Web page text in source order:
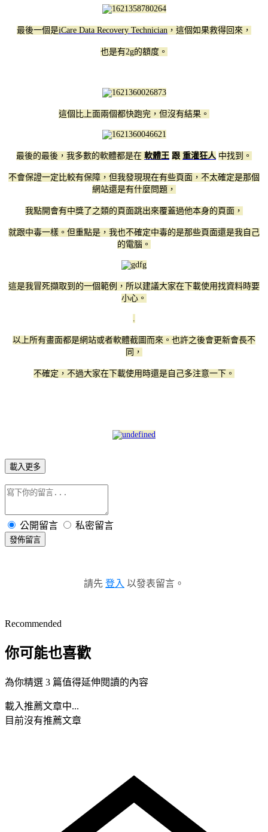
最後一個是iCare Data Recovery Technician ，這個如果救得回來，
也是有2g的額度。
這個比上面兩個都快跑完，但沒有結果。
最後的最後，我多數的軟體都是在 軟體王 跟 重灌狂人 中找到。
不會保證一定比較有保障，但我發現現在有些頁面，不太確定是那個
網站還是有什麼問題，
我點開會有中獎了之類的頁面跳出來覆蓋過他本身的頁面，
就跟中毒一樣。但重點是，我也不確定中毒的是那些頁面還是我自己
的電腦。
這是我冒死擷取到的一個範例，所以建議大家在下載使用找資料時要
小心。
以上所有畫面都是網站或者軟體截圖而來。也許之後會更新會長不
同，
不確定，不過大家在下載使用時還是自己多注意一下。
載入更多
公開留言 私密留言
發佈留言
請先 登入 以發表留言。
Recommended
你可能也喜歡
為你精選 3 篇值得延伸閱讀的內容
載入推薦文章中...
目前沒有推薦文章